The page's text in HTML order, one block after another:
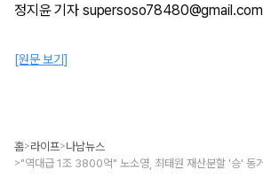
정지윤 기자 supersoso78480@gmail.com
[원문 보기]
홈>라이프>나남뉴스
>